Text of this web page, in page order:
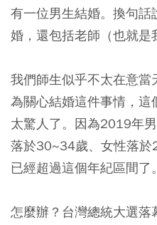
有一位男生結婚。換句
婚，還包括老師（也就是
我們師生似乎不太在意
為關心結婚這件事情，
太驚人了。因為2019年
落於30~34歲、女性落
已經超過這個年紀區間了。
怎麼辦？台灣總統大選